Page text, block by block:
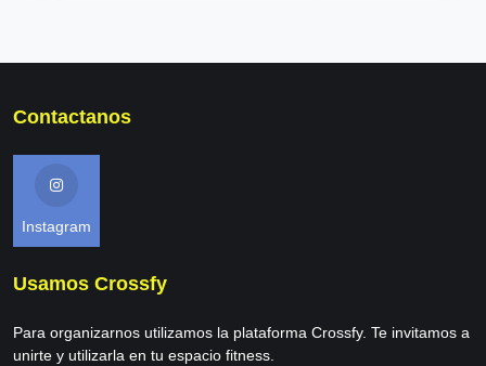
Contactanos
Instagram
Usamos Crossfy
Para organizarnos utilizamos la plataforma Crossfy. Te invitamos a
unirte y utilizarla en tu espacio fitness.